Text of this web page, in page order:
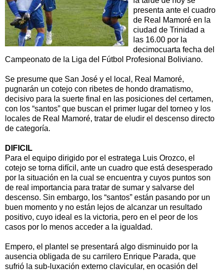
presenta ante el cuadro
de Real Mamoré en la
ciudad de Trinidad a
las 16.00 por la
decimocuarta fecha del
Campeonato de la Liga del Fútbol Profesional Boliviano.
Se presume que San José y el local, Real Mamoré,
pugnarán un cotejo con ribetes de hondo dramatismo,
decisivo para la suerte final en las posiciones del certamen,
con los “santos” que buscan el primer lugar del torneo y los
locales de Real Mamoré, tratar de eludir el descenso directo
de categoría.
DIFICIL
Para el equipo dirigido por el estratega Luis Orozco, el
cotejo se torna difícil, ante un cuadro que está desesperado
por la situación en la cual se encuentra y cuyos puntos son
de real importancia para tratar de sumar y salvarse del
descenso. Sin embargo, los “santos” están pasando por un
buen momento y no están lejos de alcanzar un resultado
positivo, cuyo ideal es la victoria, pero en el peor de los
casos por lo menos acceder a la igualdad.
Empero, el plantel se presentará algo disminuido por la
ausencia obligada de su carrilero Enrique Parada, que
sufrió la sub-luxación externo clavicular, en ocasión del